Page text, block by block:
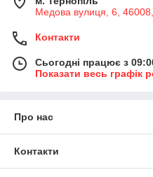
Медова вулиця, 6, 46008,
Контакти
Сьогодні працює з
Показати весь графік
Про нас
Контакти